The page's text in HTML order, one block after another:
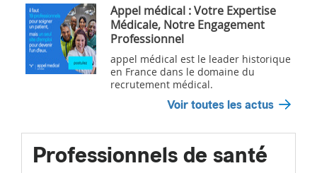
Appel médical : Votre Expertise
Médicale, Notre Engagement
Professionnel
appel médical est le leader historique
en France dans le domaine du
recrutement médical.
Voir toutes les actus
Professionnels de santé